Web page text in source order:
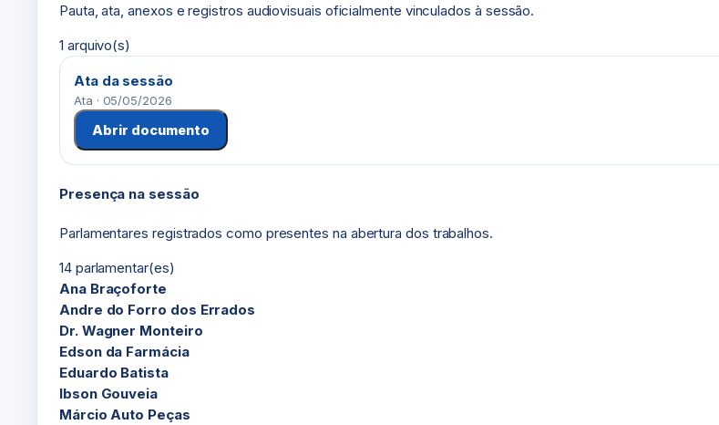
Pauta, ata, anexos e registros audiovisuais oficialmente vinculados à sessão.
1 arquivo(s)
Ata da sessão
Ata · 05/05/2026
Abrir documento
Presença na sessão
Parlamentares registrados como presentes na abertura dos trabalhos.
14 parlamentar(es)
Ana Braçoforte
Andre do Forro dos Errados
Dr. Wagner Monteiro
Edson da Farmácia
Eduardo Batista
Ibson Gouveia
Márcio Auto Peças